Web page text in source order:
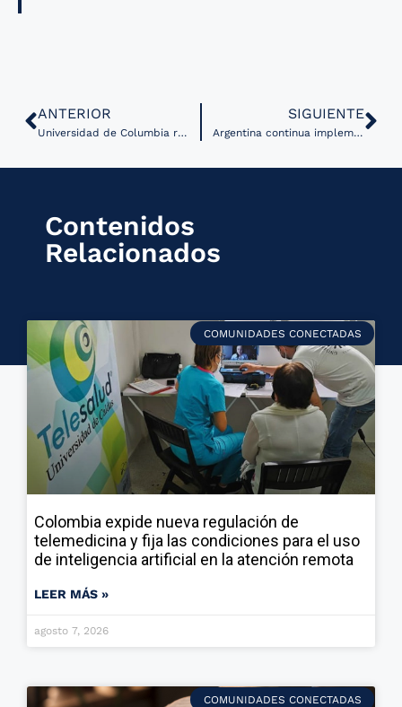
ANTERIOR
Universidad de Columbia recibe estímulo para desarrollar instituto de inteligencia artificial
SIGUIENTE
Argentina continua implementación de historia de salud integrada en zonas remotas
Contenidos
Relacionados
COMUNIDADES CONECTADAS
Colombia expide nueva regulación de
telemedicina y fija las condiciones para el uso
de inteligencia artificial en la atención remota
LEER MÁS »
agosto 7, 2026
COMUNIDADES CONECTADAS